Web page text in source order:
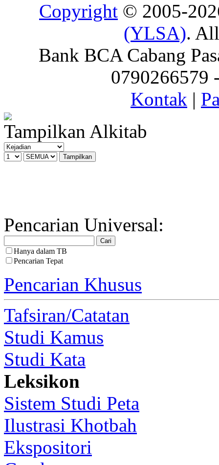
Copyright © 2005-
(YLSA).
Bank BCA Cabang
0790266579
Kontak |
Tampilkan Alkitab
Pencarian Universal:
Hanya dalam TB
Pencarian Tepat
Pencarian Khusus
Tafsiran/Catatan
Studi Kamus
Studi Kata
Leksikon
Sistem Studi Peta
Ilustrasi Khotbah
Ekspositori